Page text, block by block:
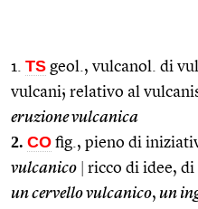
1. TS geol., vulcanol. di
vulcani; relativo al
eruzione vulcanica
2. CO fig., pieno di
vulcanico
ricco di idee,
un cervello vulcanico, un